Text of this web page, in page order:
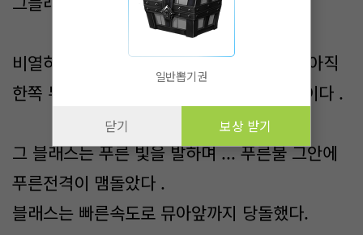
비열하게 짝이 없던 인령은 지금 땅을 짚고 아직
한쪽 무릎을 꿇고 있던 뮤아에게 발산한 것이다 .
그 블래스는 푸른 빛을 발하며 ... 푸른불 그안에
푸른전격이 맴돌았다 .
블래스는 빠른속도로 뮤아앞까지 당돌했다.
일반뽑기권
닫기 보상 받기